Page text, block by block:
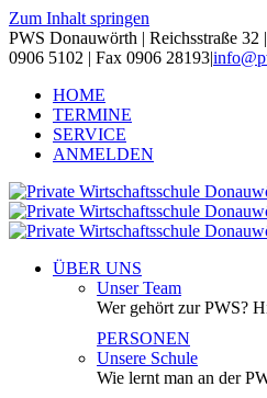
Zum Inhalt springen
PWS Donauwörth | Reichsstraße
0906 5102 | Fax 0906 28193|
HOME
TERMINE
SERVICE
ANMELDEN
ÜBER UNS
Unser Team
Wer gehört zur PWS?
PERSONEN
Unsere Schule
Wie lernt man an der